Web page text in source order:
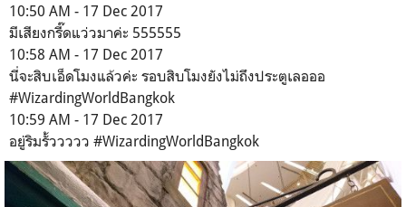
10:50 AM - 17 Dec 2017
มีเสียงกรี๊ดแว่วมาค่ะ 555555
10:58 AM - 17 Dec 2017
นี่จะสิบเอ็ดโมงแล้วค่ะ รอบสิบโมงยังไม่ถึงประตูเลอออ
#WizardingWorldBangkok
10:59 AM - 17 Dec 2017
อยู่ริมรั้ววววว #WizardingWorldBangkok